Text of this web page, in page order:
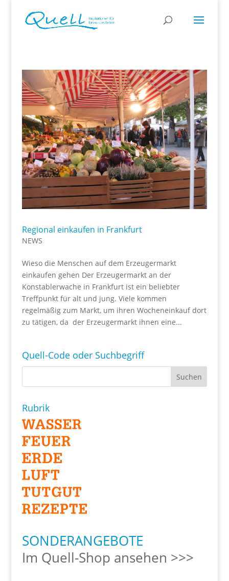
Regional einkaufen in Frankfurt
NEWS
Wieso die Menschen auf dem Erzeugermarkt
einkaufen gehen Der Erzeugermarkt an der
Konstablerwache in Frankfurt ist ein beliebter
Treffpunkt für alt und jung. Viele kommen
regelmäßig zum Markt, um ihren Wocheneinkauf dort
zu tätigen, da der Erzeugermarkt ihnen eine...
Quell-Code oder Suchbegriff
Rubrik
SONDERANGEBOTE
Im Quell-Shop ansehen >>>